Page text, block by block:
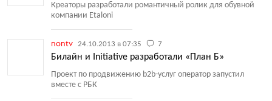
Креаторы разработали романтичный ролик для обувной
компании Etaloni
nontv 24.10.2013 в 07:35 7
Билайн и Initiative разработали «План Б»
Проект по продвижению b2b-услуг оператор запустил
вместе с РБК